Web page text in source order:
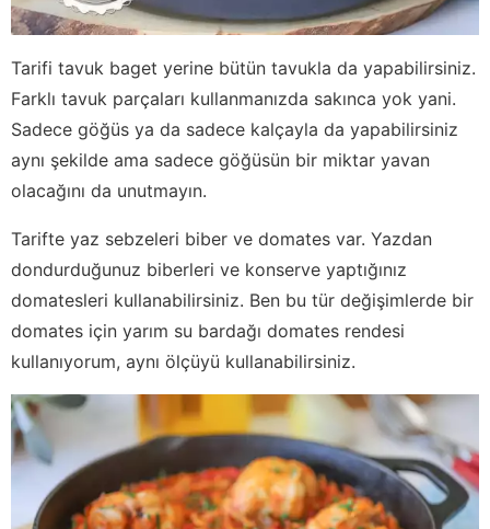
Tarifi tavuk baget yerine bütün tavukla da yapabilirsiniz.
Farklı tavuk parçaları kullanmanızda sakınca yok yani.
Sadece göğüs ya da sadece kalçayla da yapabilirsiniz
aynı şekilde ama sadece göğüsün bir miktar yavan
olacağını da unutmayın.
Tarifte yaz sebzeleri biber ve domates var. Yazdan
dondurduğunuz biberleri ve konserve yaptığınız
domatesleri kullanabilirsiniz. Ben bu tür değişimlerde bir
domates için yarım su bardağı domates rendesi
kullanıyorum, aynı ölçüyü kullanabilirsiniz.